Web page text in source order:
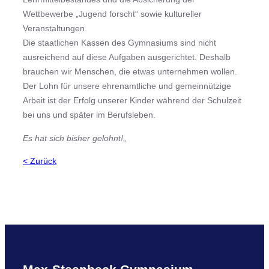
Wettbewerbe „Jugend forscht“ sowie kultureller
Veranstaltungen.
Die staatlichen Kassen des Gymnasiums sind nicht
ausreichend auf diese Aufgaben ausgerichtet. Deshalb
brauchen wir Menschen, die etwas unternehmen wollen.
Der Lohn für unsere ehrenamtliche und gemeinnützige
Arbeit ist der Erfolg unserer Kinder während der Schulzeit
bei uns und später im Berufsleben.
Es hat sich bisher gelohnt!
< Zurück